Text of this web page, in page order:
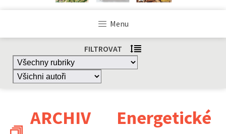
Menu
FILTROVAT
ARCHIV
Energetické